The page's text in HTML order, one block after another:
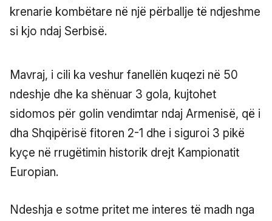
krenarie kombëtare në një përballje të ndjeshme
si kjo ndaj Serbisë.
Mavraj, i cili ka veshur fanellën kuqezi në 50
ndeshje dhe ka shënuar 3 gola, kujtohet
sidomos për golin vendimtar ndaj Armenisë, që i
dha Shqipërisë fitoren 2-1 dhe i siguroi 3 pikë
kyçe në rrugëtimin historik drejt Kampionatit
Europian.
Ndeshja e sotme pritet me interes të madh nga